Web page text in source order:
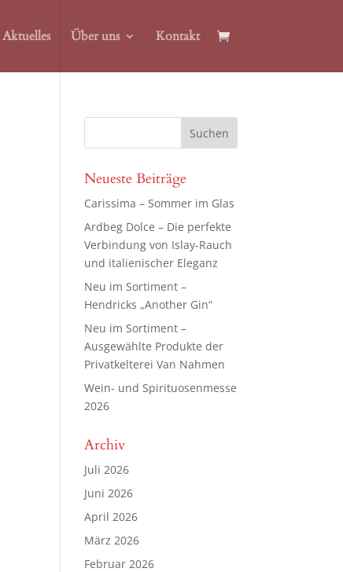
Aktuelles Über uns Kontakt
Neueste Beiträge
Carissima – Sommer im Glas
Ardbeg Dolce – Die perfekte
Verbindung von Islay-Rauch
und italienischer Eleganz
Neu im Sortiment –
Hendricks „Another Gin“
Neu im Sortiment –
Ausgewählte Produkte der
Privatkelterei Van Nahmen
Wein- und Spirituosenmesse
2026
Archiv
Juli 2026
Juni 2026
April 2026
März 2026
Februar 2026